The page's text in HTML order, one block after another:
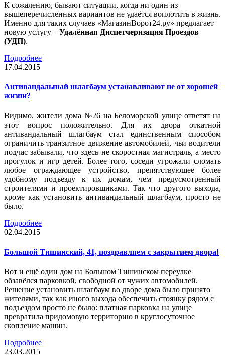
К сожалению, бывают ситуации, когда ни один из
вышеперечисленных вариантов не удаётся воплотить в жизнь.
Именно для таких случаев «МагазинВорот24.ру» предлагает
новую услугу – Удалённая Диспетчеризация Проездов
(УДП).
Подробнее
17.04.2015
Антивандальный шлагбаум устанавливают не от хорошей
жизни?
Видимо, жители дома №26 на Беломорской улице ответят на
этот вопрос положительно. Для их двора откатной
антивандальный шлагбаум стал единственным способом
ограничить транзитное движение автомобилей, чьи водители
подчас забывали, что здесь не скоростная магистраль, а место
прогулок и игр детей. Более того, соседи угрожали сломать
любое ограждающее устройство, препятствующее более
удобному подъезду к их домам, чем предусмотренный
строителями и проектировщиками. Так что другого выхода,
кроме как установить антивандальный шлагбаум, просто не
было.
Подробнее
02.04.2015
Большой Тишинский, 41, поздравляем с закрытием двора!
Вот и ещё один дом на Большом Тишинском переулке
обзавёлся парковкой, свободной от чужих автомобилей.
Решение установить шлагбаум во дворе дома было принято
жителями, так как иного выхода обеспечить стоянку рядом с
подъездом просто не было: платная парковка на улице
превратила придомовую территорию в круглосуточное
скопление машин.
Подробнее
23.03.2015